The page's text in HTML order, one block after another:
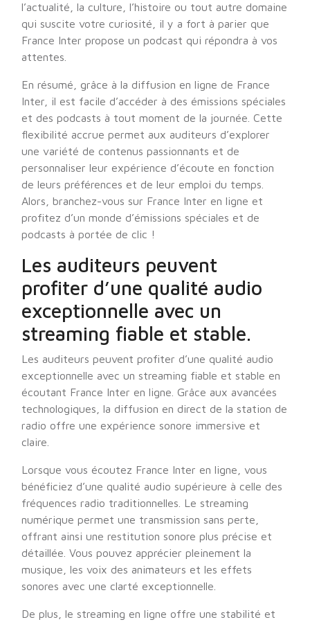
l’actualité, la culture, l’histoire ou tout autre domaine
qui suscite votre curiosité, il y a fort à parier que
France Inter propose un podcast qui répondra à vos
attentes.
En résumé, grâce à la diffusion en ligne de France
Inter, il est facile d’accéder à des émissions spéciales
et des podcasts à tout moment de la journée. Cette
flexibilité accrue permet aux auditeurs d’explorer
une variété de contenus passionnants et de
personnaliser leur expérience d’écoute en fonction
de leurs préférences et de leur emploi du temps.
Alors, branchez-vous sur France Inter en ligne et
profitez d’un monde d’émissions spéciales et de
podcasts à portée de clic !
Les auditeurs peuvent
profiter d’une qualité audio
exceptionnelle avec un
streaming fiable et stable.
Les auditeurs peuvent profiter d’une qualité audio
exceptionnelle avec un streaming fiable et stable en
écoutant France Inter en ligne. Grâce aux avancées
technologiques, la diffusion en direct de la station de
radio offre une expérience sonore immersive et
claire.
Lorsque vous écoutez France Inter en ligne, vous
bénéficiez d’une qualité audio supérieure à celle des
fréquences radio traditionnelles. Le streaming
numérique permet une transmission sans perte,
offrant ainsi une restitution sonore plus précise et
détaillée. Vous pouvez apprécier pleinement la
musique, les voix des animateurs et les effets
sonores avec une clarté exceptionnelle.
De plus, le streaming en ligne offre une stabilité et